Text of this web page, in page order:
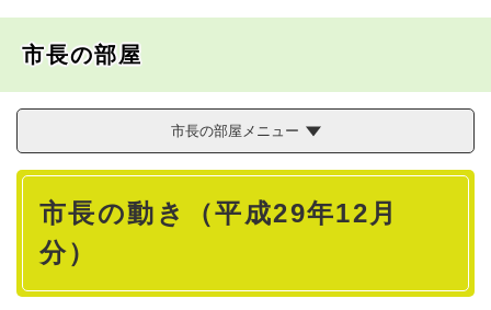
市長の部屋
市長の部屋メニュー
本
市長の動き（平成29年12月
分）